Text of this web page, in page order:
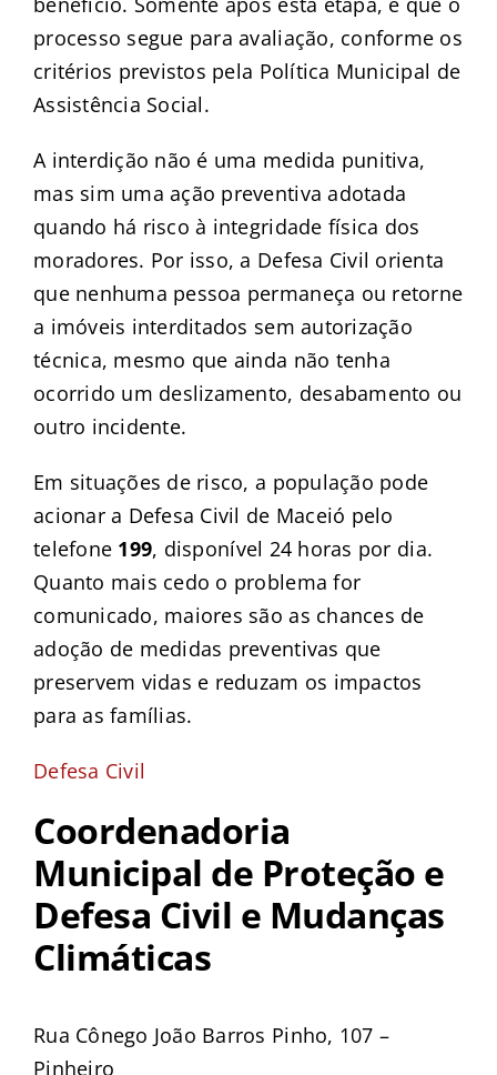
processo segue para avaliação, conforme os
critérios previstos pela Política Municipal de
Assistência Social.
A interdição não é uma medida punitiva,
mas sim uma ação preventiva adotada
quando há risco à integridade física dos
moradores. Por isso, a Defesa Civil orienta
que nenhuma pessoa permaneça ou retorne
a imóveis interditados sem autorização
técnica, mesmo que ainda não tenha
ocorrido um deslizamento, desabamento ou
outro incidente.
Em situações de risco, a população pode
acionar a Defesa Civil de Maceió pelo
telefone 199, disponível 24 horas por dia.
Quanto mais cedo o problema for
comunicado, maiores são as chances de
adoção de medidas preventivas que
preservem vidas e reduzam os impactos
para as famílias.
Defesa Civil
Coordenadoria
Municipal de Proteção e
Defesa Civil e Mudanças
Climáticas
Rua Cônego João Barros Pinho, 107 –
Pinheiro